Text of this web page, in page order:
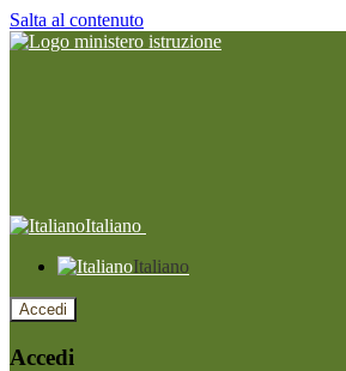
Salta al contenuto
Italiano
Italiano
Accedi
Accedi